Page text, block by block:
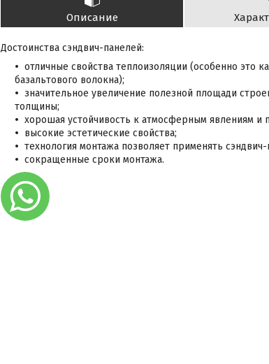
Описание
Достоинства сэндвич-панелей:
отличные свойства теплоизоляции (особенно это
базальтового волокна);
значительное увеличение полезной площади
толщины;
хорошая устойчивость к атмосферным явлениям и
высокие эстетические свойства;
технология монтажа позволяет применять
сокращенные сроки монтажа.